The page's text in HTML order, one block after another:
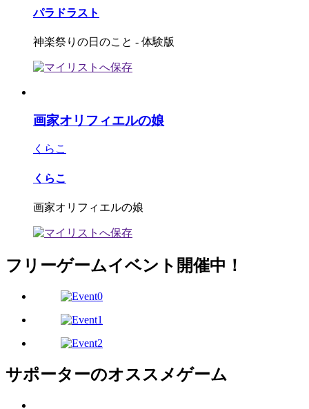
パラドラスト
神楽祭りの日のこと - 体験版
画家オリフィエルの娘
くらこ
くらこ
画家オリフィエルの娘
フリーゲームイベント開催中！
サポーターのオススメゲーム